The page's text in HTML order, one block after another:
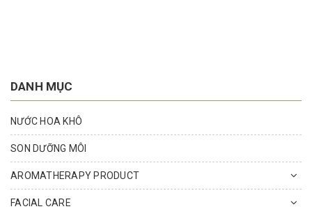
DANH MỤC
NƯỚC HOA KHÔ
SON DƯỠNG MÔI
AROMATHERAPY PRODUCT
FACIAL CARE